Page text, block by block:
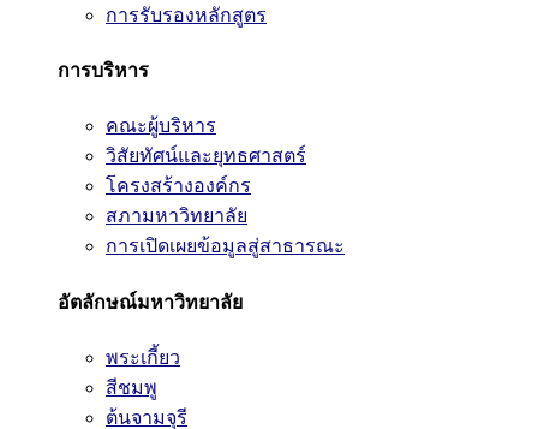
การรับรองหลักสูตร
การบริหาร
คณะผู้บริหาร
วิสัยทัศน์และยุทธศาสตร์
โครงสร้างองค์กร
สภามหาวิทยาลัย
การเปิดเผยข้อมูลสู่สาธารณะ
อัตลักษณ์มหาวิทยาลัย
พระเกี้ยว
สีชมพู
ต้นจามจุรี